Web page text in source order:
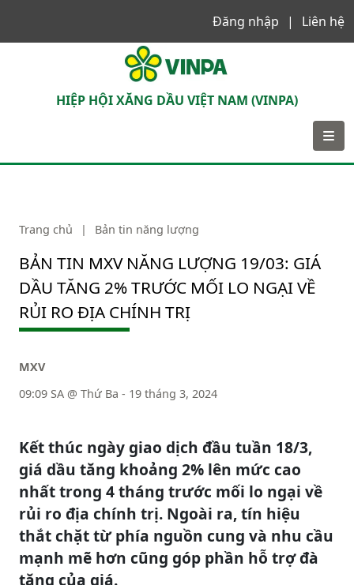
Đăng nhập
Liên hệ
HIỆP HỘI XĂNG DẦU VIỆT NAM (VINPA)
Trang chủ | Bản tin năng lượng
BẢN TIN MXV NĂNG LƯỢNG 19/03: GIÁ
DẦU TĂNG 2% TRƯỚC MỐI LO NGẠI VỀ
RỦI RO ĐỊA CHÍNH TRỊ
MXV
09:09 SA @ Thứ Ba - 19 tháng 3, 2024
Kết thúc ngày giao dịch đầu tuần 18/3,
giá dầu tăng khoảng 2% lên mức cao
nhất trong 4 tháng trước mối lo ngại về
rủi ro địa chính trị. Ngoài ra, tín hiệu
thắt chặt từ phía nguồn cung và nhu cầu
mạnh mẽ hơn cũng góp phần hỗ trợ đà
tăng của giá.